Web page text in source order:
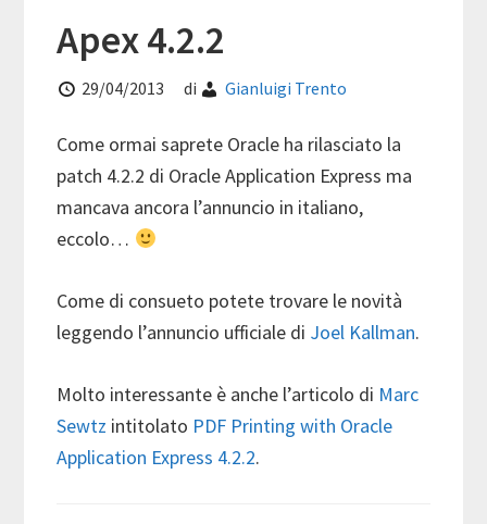
Apex 4.2.2
29/04/2013 di Gianluigi Trento
Come ormai saprete Oracle ha rilasciato la
patch 4.2.2 di Oracle Application Express ma
mancava ancora l’annuncio in italiano,
eccolo…
Come di consueto potete trovare le novità
leggendo l’annuncio ufficiale di Joel Kallman.
Molto interessante è anche l’articolo di Marc
Sewtz intitolato PDF Printing with Oracle
Application Express 4.2.2.